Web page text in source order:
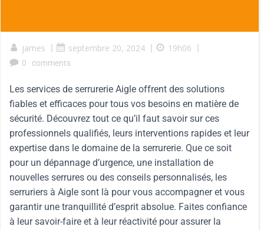
james | septembre 20, 2024 | 19h06 |
0
comments
Les services de serrurerie Aigle offrent des solutions
fiables et efficaces pour tous vos besoins en matière de
sécurité. Découvrez tout ce qu’il faut savoir sur ces
professionnels qualifiés, leurs interventions rapides et leur
expertise dans le domaine de la serrurerie. Que ce soit
pour un dépannage d’urgence, une installation de
nouvelles serrures ou des conseils personnalisés, les
serruriers à Aigle sont là pour vous accompagner et vous
garantir une tranquillité d’esprit absolue. Faites confiance
à leur savoir-faire et à leur réactivité pour assurer la